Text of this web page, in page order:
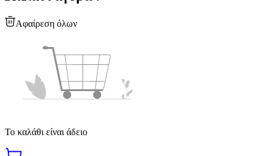
Αφαίρεση όλων
Το καλάθι είναι άδειο